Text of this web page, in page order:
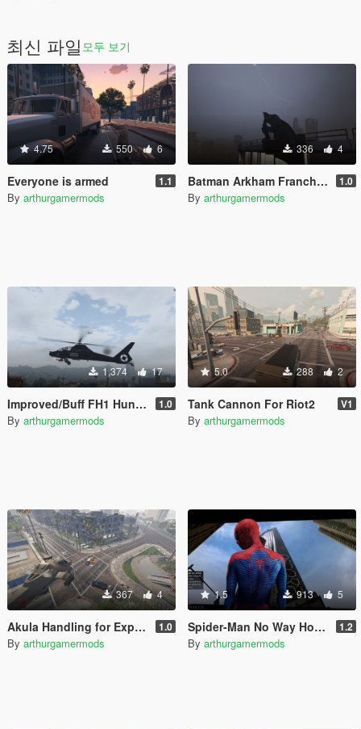
최신 파일 모두 보기
4.75 550 6
Everyone is armed 1.1
By arthurgamermods
336 4
Batman Arkham Franchise Props Pack [Add-On] 1.0
By arthurgamermods
1,374 17
Improved/Buff FH1 Hunter [Add-On] 1.0
By arthurgamermods
5.0 288 2
Tank Cannon For Riot2 V1
By arthurgamermods
367 4
Akula Handling for Explosives/Missiles 1.0
By arthurgamermods
1.5 913 5
Spider-Man No Way Home Loading Screen 1.2
By arthurgamermods